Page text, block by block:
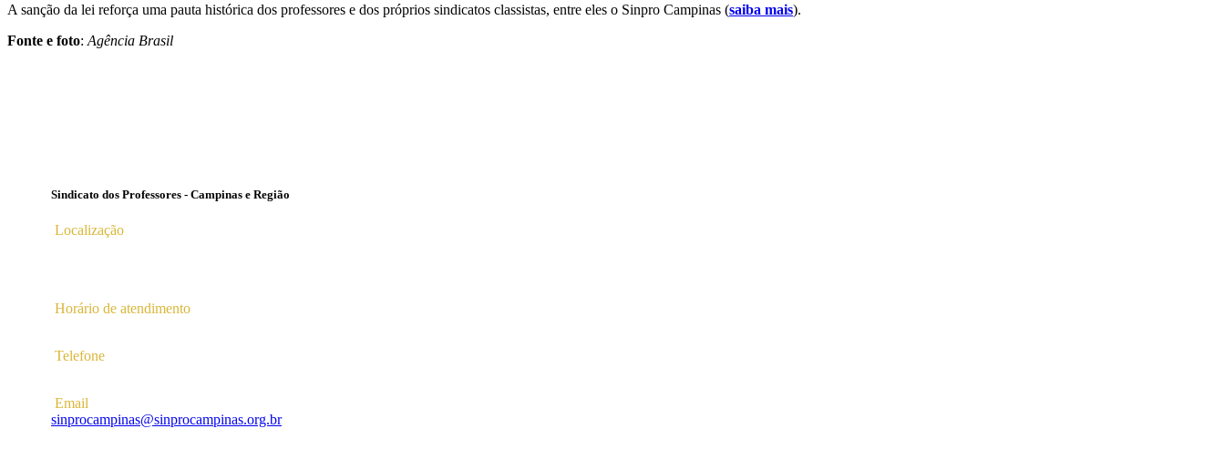
A sanção da lei reforça uma pauta histórica dos professores e dos próprios sindicatos classistas, entre eles o Sinpro Campinas (saiba mais).
Fonte e foto: Agência Brasil
Sindicato dos Professores - Campinas e Região
Localização
Horário de atendimento
Telefone
Email
sinprocampinas@sinprocampinas.org.br